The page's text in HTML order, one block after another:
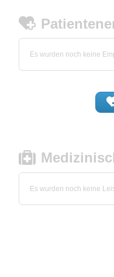
Es wurden noch keine
Es wurden noch keine